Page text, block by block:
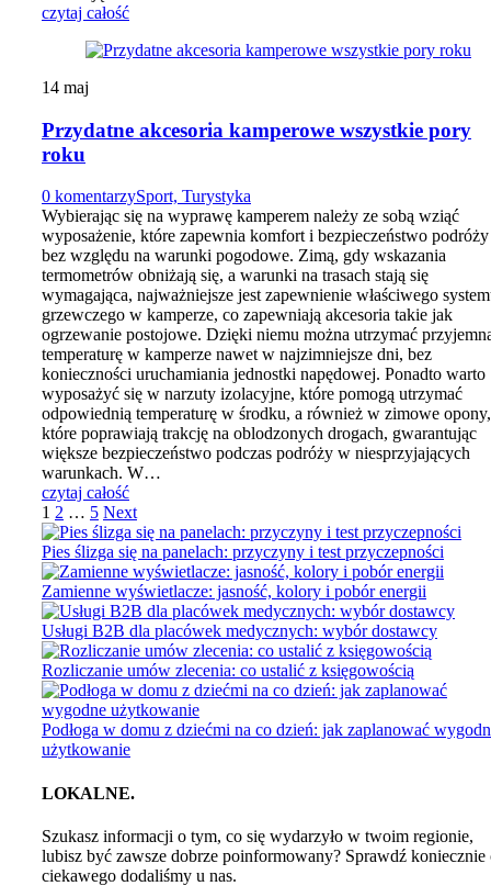
czytaj całość
14 maj
Przydatne akcesoria kamperowe wszystkie pory
roku
0 komentarzySport, Turystyka
Wybierając się na wyprawę kamperem należy ze sobą wziąć
wyposażenie, które zapewnia komfort i bezpieczeństwo podróży
bez względu na warunki pogodowe. Zimą, gdy wskazania
termometrów obniżają się, a warunki na trasach stają się
wymagająca, najważniejsze jest zapewnienie właściwego
grzewczego w kamperze, co zapewniają akcesoria takie jak
ogrzewanie postojowe. Dzięki niemu można utrzymać
temperaturę w kamperze nawet w najzimniejsze dni, bez
konieczności uruchamiania jednostki napędowej. Ponadto warto
wyposażyć się w narzuty izolacyjne, które pomogą utrzymać
odpowiednią temperaturę w środku, a również w zimowe opony,
które poprawiają trakcję na oblodzonych drogach, gwarantując
większe bezpieczeństwo podczas podróży w niesprzyjających
warunkach. W…
czytaj całość
Stronicowanie
wpisów
1 2 … 5 Next
Pies ślizga się na panelach: przyczyny i test przyczepności
Zamienne wyświetlacze: jasność, kolory i pobór energii
Usługi B2B dla placówek medycznych: wybór dostawcy
Rozliczanie umów zlecenia: co ustalić z księgowością
Podłoga w domu z dziećmi na co dzień: jak zaplanować
użytkowanie
LOKALNE.
Szukasz informacji o tym, co się wydarzyło w twoim regionie,
lubisz być zawsze dobrze poinformowany? Sprawdź koniecznie
ciekawego dodaliśmy u nas.